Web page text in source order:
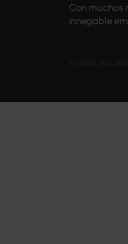
Con muchos
innegable